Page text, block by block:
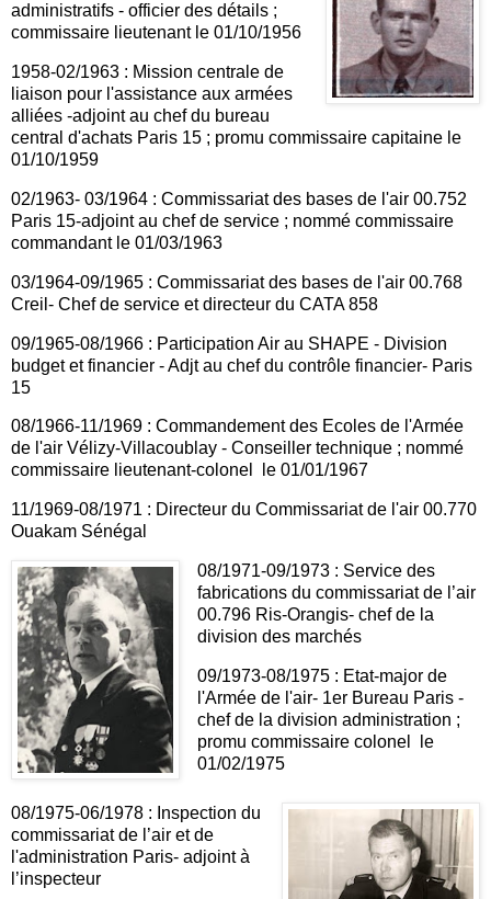
administratifs - officier des détails ;
commissaire lieutenant le 01/10/1956
1958-02/1963 : Mission centrale de
liaison pour l'assistance aux armées
alliées -adjoint au chef du bureau
central d'achats Paris 15 ; promu commissaire capitaine le
01/10/1959
02/1963- 03/1964 : Commissariat des bases de l'air 00.752
Paris 15-adjoint au chef de service ; nommé commissaire
commandant le 01/03/1963
03/1964-09/1965 : Commissariat des bases de l'air 00.768
Creil- Chef de service et directeur du CATA 858
09/1965-08/1966 : Participation Air au SHAPE - Division
budget et financier - Adjt au chef du contrôle financier- Paris
15
08/1966-11/1969 : Commandement des Ecoles de l'Armée
de l'air Vélizy-Villacoublay - Conseiller technique ; nommé
commissaire lieutenant-colonel le 01/01/1967
11/1969-08/1971 : Directeur du Commissariat de l'air 00.770
Ouakam Sénégal
08/1971-09/1973 : Service des
fabrications du commissariat de l’air
00.796 Ris-Orangis- chef de la
division des marchés
09/1973-08/1975 : Etat-major de
l'Armée de l'air- 1er Bureau Paris -
chef de la division administration ;
promu commissaire colonel le
01/02/1975
08/1975-06/1978 : Inspection du
commissariat de l’air et de
l'administration Paris- adjoint à
l’inspecteur